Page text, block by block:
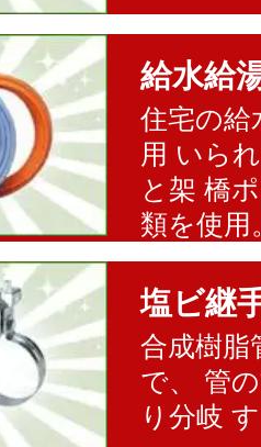
給水給
住宅の給
用 いら
と架 橋
類を使用
塩ビ継
合成樹脂
で、 管
り分岐